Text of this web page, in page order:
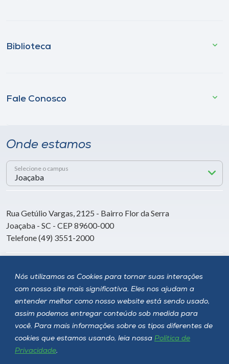
Nós utilizamos os Cookies para tornar suas interações
com nosso site mais significativa. Eles nos ajudam a
entender melhor como nosso website está sendo usado,
assim podemos entregar conteúdo sob medida para
você. Para mais informações sobre os tipos diferentes de
cookies que estamos usando, leia nossa Política de
Privacidade.
Biblioteca
Fale Conosco
Onde estamos
Selecione o campus
Rua Getúlio Vargas, 2125 - Bairro Flor da Serra
Joaçaba - SC - CEP 89600-000
Telefone (49) 3551-2000
Siga a Unoesc